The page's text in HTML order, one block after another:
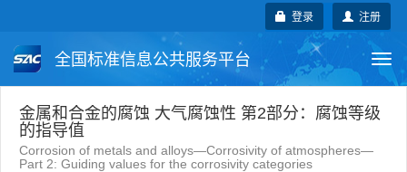
注册
登录
全国标准信息公共服务平台
国家标准 行业标准 地方标准
团体标准 企业标准 国际标准
金属和合金的腐蚀 大气腐蚀性 第2部分：腐蚀等级
的指导值
Corrosion of metals and alloys—Corrosivity of atmospheres—
Part 2: Guiding values for the corrosivity categories